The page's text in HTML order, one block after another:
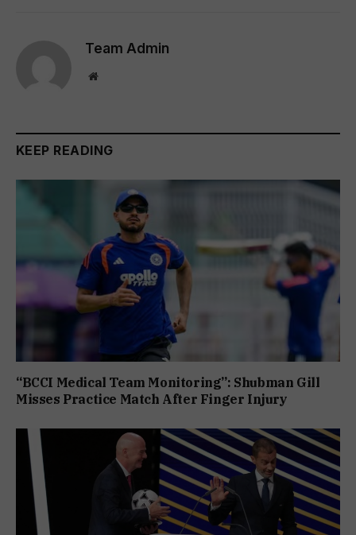
Team Admin
Website
KEEP READING
“BCCI Medical Team Monitoring”: Shubman Gill
Misses Practice Match After Finger Injury